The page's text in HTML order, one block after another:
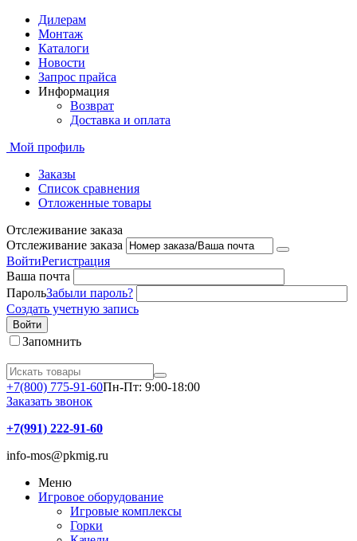
Дилерам
Монтаж
Каталоги
Новости
Запрос прайса
Информация
Возврат
Доставка и оплата
Мой профиль
Заказы
Список сравнения
Отложенные товары
Отслеживание заказа
Отслеживание заказа
ВойтиРегистрация
Ваша почта
ПарольЗабыли пароль?
Создать учетную запись
Войти
Запомнить
+7(800) 775-91-60Пн-Пт: 9:00-18:00
Заказать звонок
+7(991) 222-91-60
info-mos@pkmig.ru
Меню
Игровое оборудование
Игровые комплексы
Горки